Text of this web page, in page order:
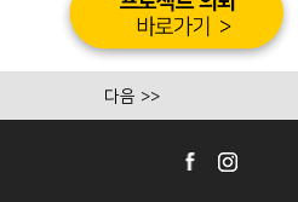
다음 >>